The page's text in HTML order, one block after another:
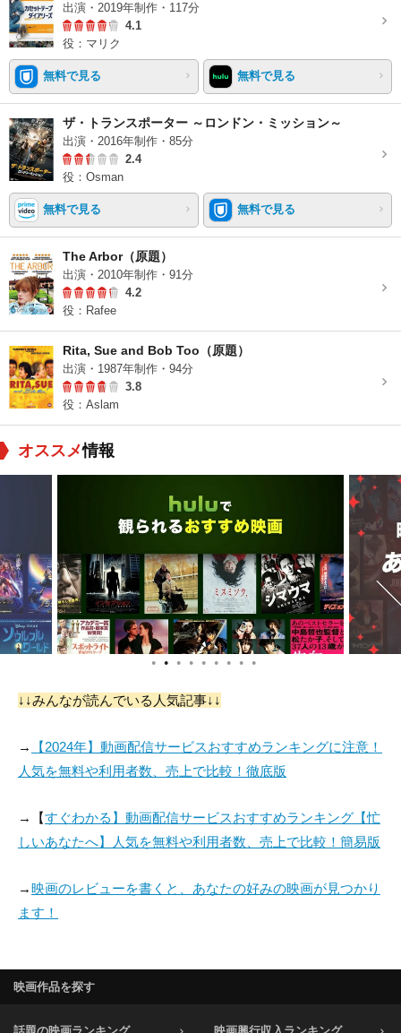
出演・2019年制作・117分
4.1
役：マリク
無料で見る 無料で見る
ザ・トランスポーター ～ロンドン・ミッション～
出演・2016年制作・85分
2.4
役：Osman
無料で見る 無料で見る
The Arbor（原題）
出演・2010年制作・91分
4.2
役：Rafee
Rita, Sue and Bob Too（原題）
出演・1987年制作・94分
3.8
役：Aslam
オススメ情報
● ● ● ● ● ● ● ● ●
↓↓みんなが読んでいる人気記事↓↓
→
【2024年】動画配信サービスおすすめランキングに注意！
人気を無料や利用者数、売上で比較！徹底版
→【すぐわかる】動画配信サービスおすすめランキング【忙
しいあなたへ】人気を無料や利用者数、売上で比較！簡易版
→映画のレビューを書くと、あなたの好みの映画が見つかり
ます！
映画作品を探す